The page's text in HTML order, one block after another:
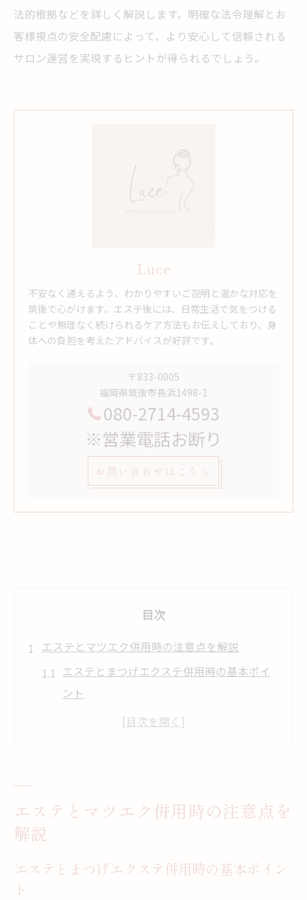
法的根拠などを詳しく解説します。明確な法令理解とお
客様視点の安全配慮によって、より安心して信頼される
サロン運営を実現するヒントが得られるでしょう。
Luce
不安なく通えるよう、わかりやすいご説明と温かな対応を
筑後で心がけます。エステ後には、日常生活で気をつける
ことや無理なく続けられるケア方法もお伝えしており、身
体への負担を考えたアドバイスが好評です。
〒833-0005
福岡県筑後市長浜1498-1
080-2714-4593
※営業電話お断り
お問い合わせはこちら
目次
エステとマツエク併用時の注意点を解説
エステとまつげエクステ併用時の基本ポイ
ント
施術前後の肌状態に配慮したエステ選び
エステとマツエク施術時のリスク対策方法
まつげエクステ施術に必要な法的知識とは
エステとまつげエクステの法的な関係性
エステとマツエク併用時の注意点を
解説
エステとまつげエクステ併用時の基本ポイン
ト